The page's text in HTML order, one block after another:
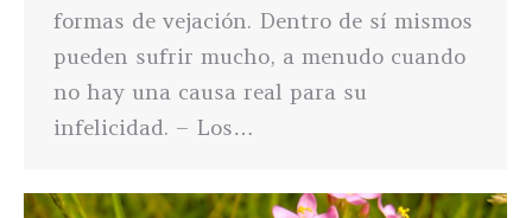
formas de vejación. Dentro de sí mismos
pueden sufrir mucho, a menudo cuando
no hay una causa real para su
infelicidad. – Los…